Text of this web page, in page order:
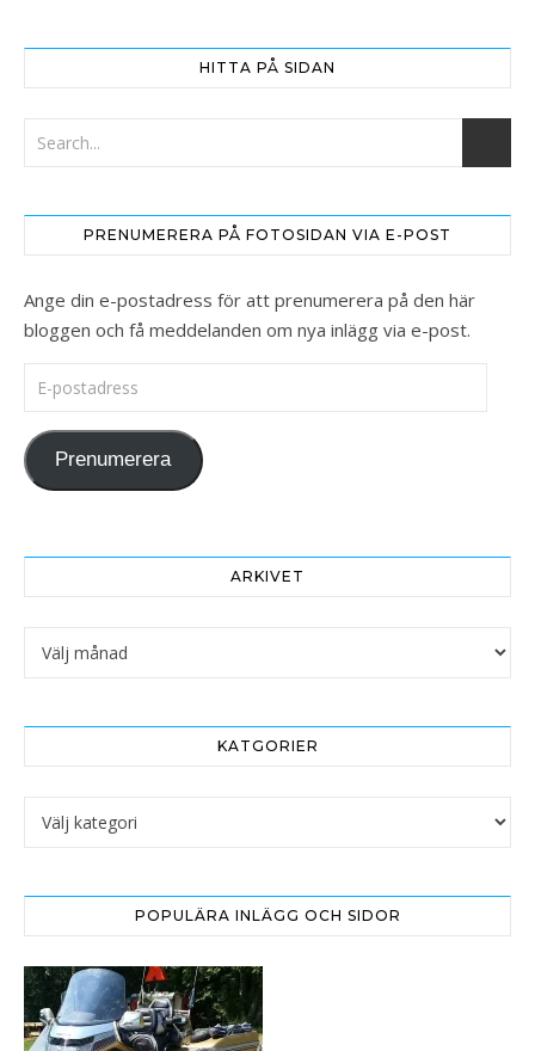
HITTA PÅ SIDAN
PRENUMERERA PÅ FOTOSIDAN VIA E-POST
Ange din e-postadress för att prenumerera på den här
bloggen och få meddelanden om nya inlägg via e-post.
E-postadress
Prenumerera
ARKIVET
KATGORIER
POPULÄRA INLÄGG OCH SIDOR